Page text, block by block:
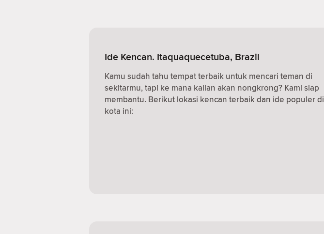
Ide Kencan. Itaquaquecetuba, Brazil
Kamu sudah tahu tempat terbaik untuk mencari teman di
sekitarmu, tapi ke mana kalian akan nongkrong? Kami siap
membantu. Berikut lokasi kencan terbaik dan ide populer di
kota ini: